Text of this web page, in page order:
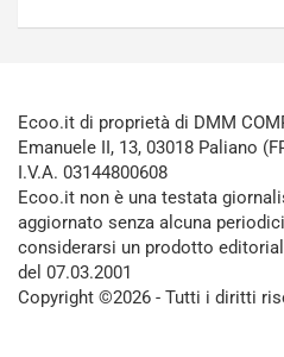
Ecoo.it di proprietà di DMM
Emanuele II, 13, 03018 Paliano
I.V.A. 03144800608
Ecoo.it non è una testata
aggiornato senza alcuna
considerarsi un prodotto
del 07.03.2001
Copyright ©2026 - Tutti i diritti